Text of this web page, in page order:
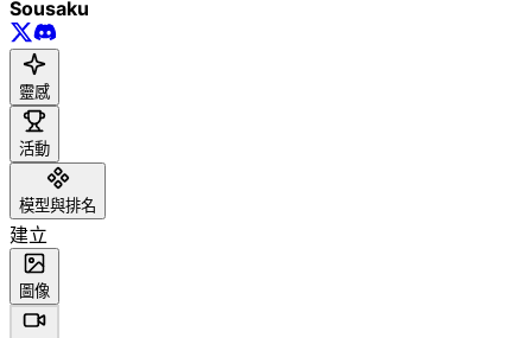
Sousaku
靈感
活動
模型與排名
建立
圖像